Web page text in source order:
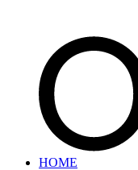
HOME